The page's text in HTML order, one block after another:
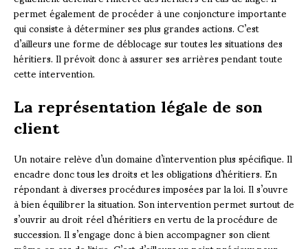
permet également de procéder à une conjoncture importante
qui consiste à déterminer ses plus grandes actions. C’est
d’ailleurs une forme de déblocage sur toutes les situations des
héritiers. Il prévoit donc à assurer ses arrières pendant toute
cette intervention.
La représentation légale de son
client
Un notaire relève d’un domaine d’intervention plus spécifique. Il
encadre donc tous les droits et les obligations d’héritiers. En
répondant à diverses procédures imposées par la loi. Il s’ouvre
à bien équilibrer la situation. Son intervention permet surtout de
s’ouvrir au droit réel d’héritiers en vertu de la procédure de
succession. Il s’engage donc à bien accompagner son client